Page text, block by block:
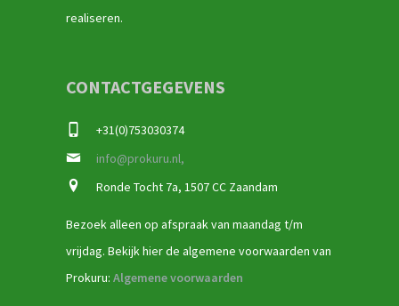
realiseren.
CONTACTGEGEVENS
+31(0)753030374
info@prokuru.nl,
Ronde Tocht 7a, 1507 CC Zaandam
Bezoek alleen op afspraak van maandag t/m
vrijdag. Bekijk hier de algemene voorwaarden van
Prokuru: Algemene voorwaarden